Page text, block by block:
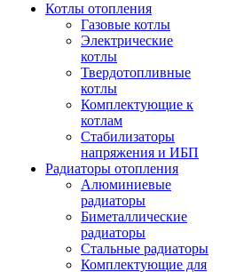
Котлы отопления
Газовые котлы
Электрические
котлы
Твердотопливные
котлы
Комплектующие к
котлам
Стабилизаторы
напряжения и ИБП
Радиаторы отопления
Алюминиевые
радиаторы
Биметаллические
радиаторы
Стальные радиаторы
Комплектующие для